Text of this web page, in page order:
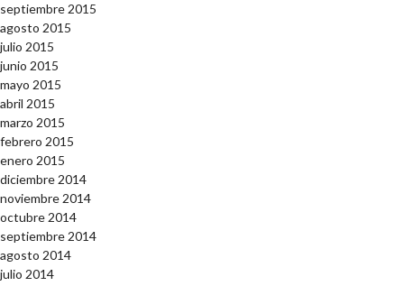
septiembre 2015
agosto 2015
julio 2015
junio 2015
mayo 2015
abril 2015
marzo 2015
febrero 2015
enero 2015
diciembre 2014
noviembre 2014
octubre 2014
septiembre 2014
agosto 2014
julio 2014